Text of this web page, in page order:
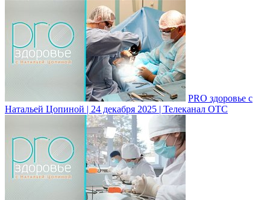
PRO здоровье с
Натальей Цопиной | 24 декабря 2025 | Телеканал ОТС